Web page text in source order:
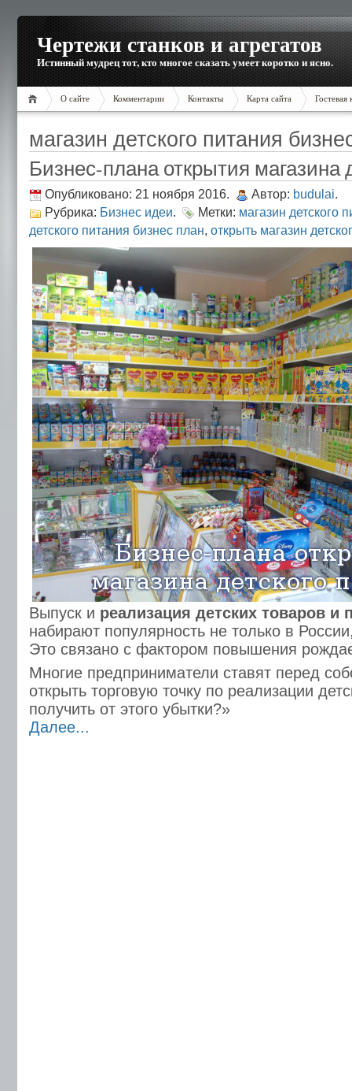
Чертежи станков и агрегатов
Истинный мудрец тот, кто многое сказать умеет коротко и ясно.
О сайте Комментарии Контакты Карта сайта Гостевая
магазин детского питания
Бизнес-плана открытия магазина
Опубликовано: 21 ноября 2016. Автор: budulai.
Рубрика: Бизнес идеи. Метки: магазин детского
детского питания бизнес план, открыть магазин
Выпуск и реализация детских товаров и
набирают популярность не только в
Это связано с фактором повышения
Многие предприниматели ставят перед
открыть торговую точку по реализации
получить от этого убытки?»
Далее...